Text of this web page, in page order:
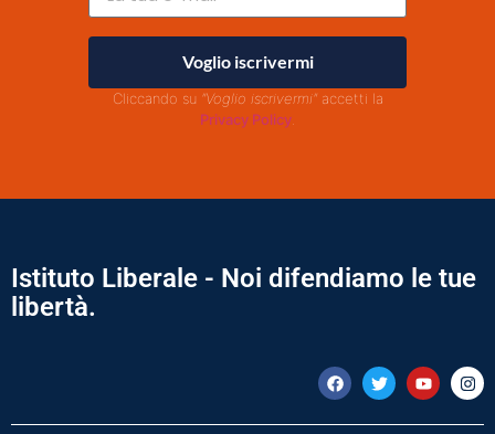
Voglio iscrivermi
Cliccando su "Voglio iscrivermi"accetti la
Privacy Policy
Istituto Liberale - Noi difendiamo le tue
libertà.